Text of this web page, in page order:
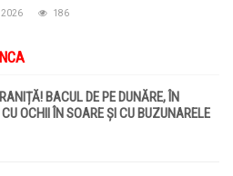
2026 186
BACUL DE PE DUNĂRE, ÎN
OCHII ÎN SOARE ȘI CU BUZUNARELE